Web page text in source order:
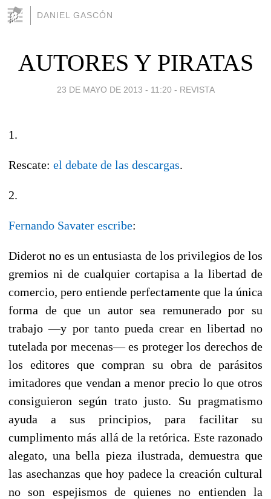
DANIEL GASCÓN
AUTORES Y PIRATAS
23 DE MAYO DE 2013 - 11:20 - REVISTA
1.
Rescate: el debate de las descargas.
2.
Fernando Savater escribe:
Diderot no es un entusiasta de los privilegios de los
gremios ni de cualquier cortapisa a la libertad de
comercio, pero entiende perfectamente que la única
forma de que un autor sea remunerado por su
trabajo —y por tanto pueda crear en libertad no
tutelada por mecenas— es proteger los derechos de
los editores que compran su obra de parásitos
imitadores que vendan a menor precio lo que otros
consiguieron según trato justo. Su pragmatismo
ayuda a sus principios, para facilitar su
cumplimento más allá de la retórica. Este razonado
alegato, una bella pieza ilustrada, demuestra que
las asechanzas que hoy padece la creación cultural
no son espejismos de quienes no entienden la